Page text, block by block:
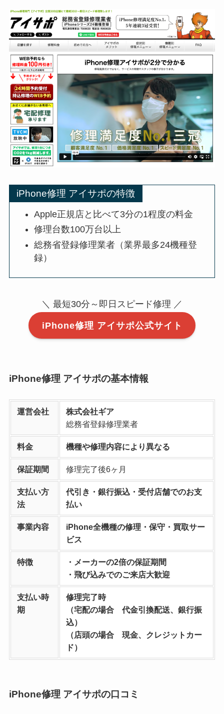
iPhone修理 アイサポの特徴
Apple正規店と比べて3分の1程度の料金
修理台数100万台以上
総務省登録修理業者（業界最多24機種登
録）
＼ 最短30分～即日スピード修理 ／
iPhone修理 アイサポ公式サイト
iPhone修理 アイサポの基本情報
運営会社
株式会社ギア
総務省登録修理業者
料金 機種や修理内容により異なる
保証期間 修理完了後6ヶ月
支払い方
法
代引き・銀行振込・受付店舗でのお支
払い
事業内容
iPhone全機種の修理・保守・買取サー
ビス
特徴
・メーカーの2倍の保証期間
・飛び込みでのご来店大歓迎
支払い時
期
修理完了時
（宅配の場合 代金引換配送、銀行振
込）
（店頭の場合 現金、クレジットカー
ド）
iPhone修理 アイサポの口コミ